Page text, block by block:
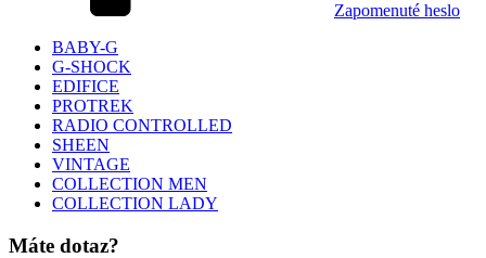
Zapomenuté heslo
BABY-G
G-SHOCK
EDIFICE
PROTREK
RADIO CONTROLLED
SHEEN
VINTAGE
COLLECTION MEN
COLLECTION LADY
Máte dotaz?